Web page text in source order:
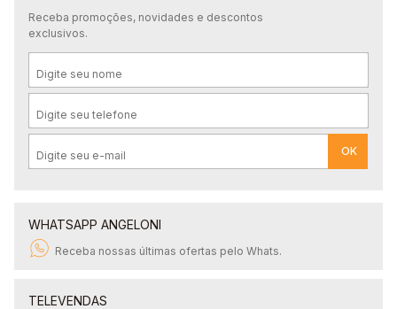
4º Iogurte
5º
6º Carne
7º Pão
8º Papel Higienico
10º Ovo
Receba promoções, novidades e descontos
exclusivos.
OK
WHATSAPP ANGELONI
Receba nossas últimas ofertas pelo Whats.
TELEVENDAS